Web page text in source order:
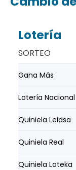
Lotería
SORTEO
Gana Más
Lotería Nacional
Quiniela Leidsa
Quiniela Real
Quiniela Loteka